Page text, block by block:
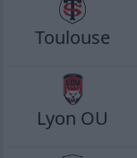
Toulouse
Lyon OU